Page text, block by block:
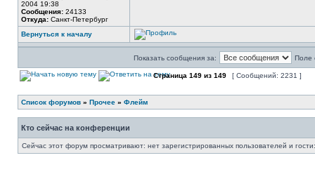
2004 19:38
Сообщения: 24133
Откуда: Санкт-Петербург
Вернуться к началу
Показать сообщения за: Поле
Страница 149 из 149 [ Сообщений: 2231 ]
Список форумов » Прочее » Флейм
Кто сейчас на конференции
Сейчас этот форум просматривают: нет зарегистрированных пользователей и